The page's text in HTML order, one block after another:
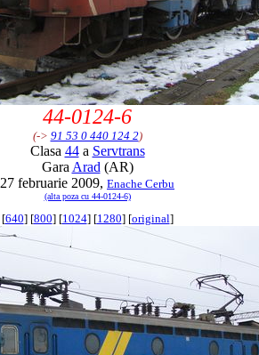
44-0124-6
(-> 91 53 0 440 124 2)
Clasa 44a Servtrans
Gara Arad (AR)
27 februarie 2009, Enache Cerbu
(alta poza cu 44-0124-6)
[640] [800] [1024] [1280] [original]